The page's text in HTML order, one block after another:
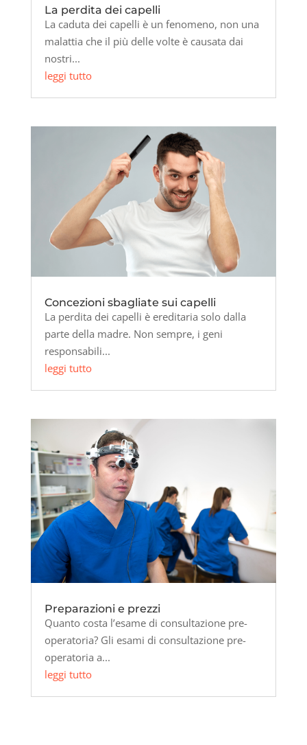
La perdita dei capelli
La caduta dei capelli è un fenomeno, non una
malattia che il più delle volte è causata dai
nostri...
leggi tutto
Concezioni sbagliate sui capelli
La perdita dei capelli è ereditaria solo dalla
parte della madre. Non sempre, i geni
responsabili...
leggi tutto
Preparazioni e prezzi
Quanto costa l’esame di consultazione pre-
operatoria? Gli esami di consultazione pre-
operatoria a...
leggi tutto